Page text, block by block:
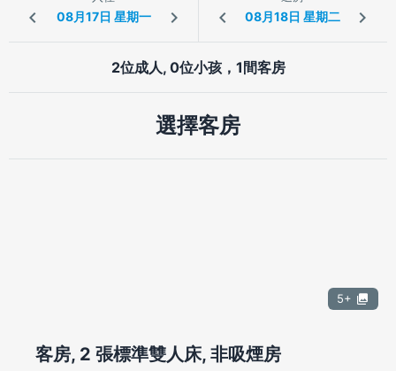
2位成人, 0位小孩，1間客房
選擇客房
5+
客房, 2 張標準雙人床, 非吸煙房